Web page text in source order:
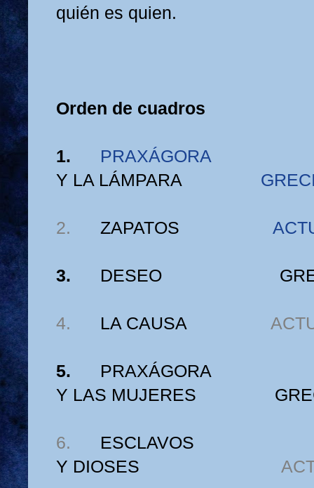
quién es quien.
Orden de cuadros
1.
PRAXÁGORA
Y LA LÁMPARA
2. ZAPATOS
3. DESEO
4. LA CAUSA
5.
PRAXÁGORA
Y LAS MUJERES
6.
ESCLAVOS
Y DIOSES